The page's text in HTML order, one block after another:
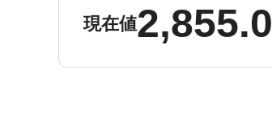
現在値2,855.0